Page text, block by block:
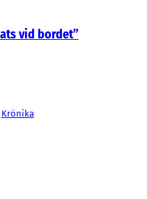
vid bordet”
Krönika